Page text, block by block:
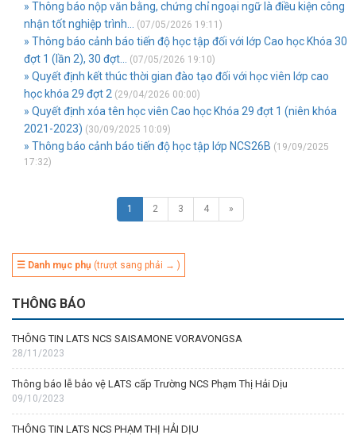
» Thông báo nộp văn bằng, chứng chỉ ngoại ngữ là điều kiện công
nhận tốt nghiệp trình...
(07/05/2026 19:11)
» Thông báo cảnh báo tiến độ học tập đối với lớp Cao học Khóa 30
đợt 1 (lần 2), 30 đợt...
(07/05/2026 19:10)
» Quyết định kết thúc thời gian đào tạo đối với học viên lớp cao
học khóa 29 đợt 2 (29/04/2026 00:00)
» Quyết định xóa tên học viên Cao học Khóa 29 đợt 1 (niên khóa
2021-2023) (30/09/2025 10:09)
» Thông báo cảnh báo tiến độ học tập lớp NCS26B (19/09/2025
17:32)
1 2 3 4 »
☰ Danh mục phụ (trượt sang phải → )
THÔNG BÁO
THÔNG TIN LATS NCS SAISAMONE VORAVONGSA
28/11/2023
Thông báo lễ bảo vệ LATS cấp Trường NCS Phạm Thị Hải Dịu
09/10/2023
THÔNG TIN LATS NCS PHẠM THỊ HẢI DỊU